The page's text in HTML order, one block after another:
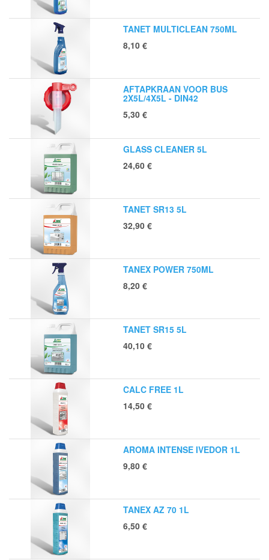
TANET MULTICLEAN 750ML
8,10 €
AFTAPKRAAN VOOR BUS
2X5L/4X5L - DIN42
5,30 €
GLASS CLEANER 5L
24,60 €
TANET SR13 5L
32,90 €
TANEX POWER 750ML
8,20 €
TANET SR15 5L
40,10 €
CALC FREE 1L
14,50 €
AROMA INTENSE IVEDOR 1L
9,80 €
TANEX AZ 70 1L
6,50 €